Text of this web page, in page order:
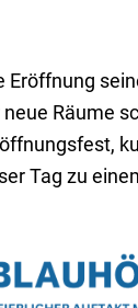
Räume
Tag zu